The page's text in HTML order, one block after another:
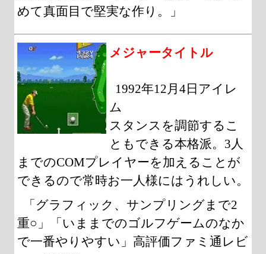
めて真面目で堅実な作り。」
メジャータイトル
1992年12月4日アイレ
ム
スタンスを調節するこ
ともできる本格派。3人
までのCOMプレイヤーを加えることが
できるので常時お一人様にはうれしい。
「グラフィック、サンプリングまで2
重○」「いままでのゴルフゲームのなか
で一番やりやすい」高評価ファミ通レビ